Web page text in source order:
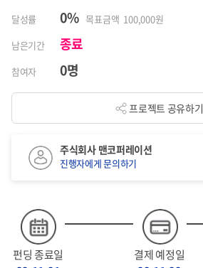
달성률 0% 목표금액 100,000원
남은기간
종료
참여자 0명
프로젝트 공유하기
펀딩 종료일 결제 예정일
주식회사 맨코퍼레이션
진행자에게 문의하기